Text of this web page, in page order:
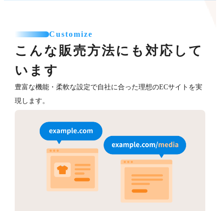
Customize
こんな販売方法にも対応して
います
豊富な機能・柔軟な設定で自社に合った理想のECサイトを実
現します。